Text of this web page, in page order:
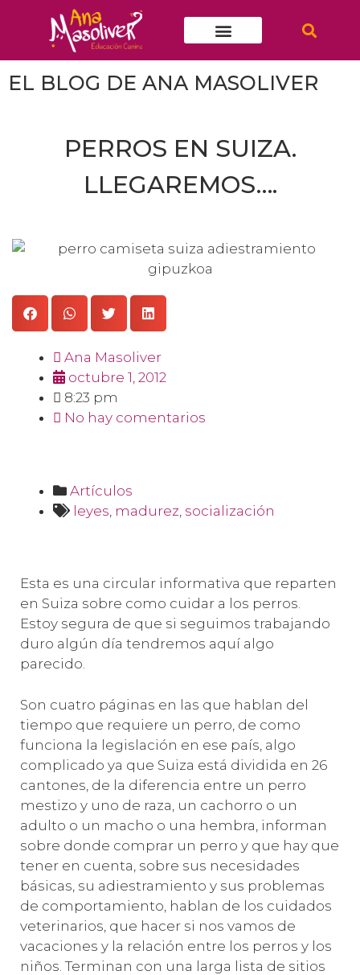
EL BLOG DE ANA MASOLIVER
PERROS EN SUIZA.
LLEGAREMOS….
Ana Masoliver
octubre 1, 2012
8:23 pm
No hay comentarios
Artículos
leyes madurez socialización
Esta es una circular informativa que reparten
en Suiza sobre como cuidar a los perros.
Estoy segura de que si seguimos trabajando
duro algún día tendremos aquí algo
parecido.
Son cuatro páginas en las que hablan del
tiempo que requiere un perro, de como
funciona la legislación en ese país, algo
complicado ya que Suiza está dividida en 26
cantones, de la diferencia entre un perro
mestizo y uno de raza, un cachorro o un
adulto o un macho o una hembra, informan
sobre donde comprar un perro y que hay que
tener en cuenta, sobre sus necesidades
básicas, su adiestramiento y sus problemas
de comportamiento, hablan de los cuidados
veterinarios, que hacer si nos vamos de
vacaciones y la relación entre los perros y los
niños. Terminan con una larga lista de sitios